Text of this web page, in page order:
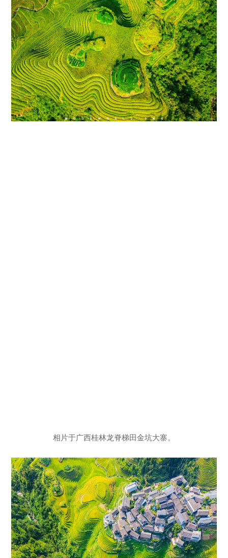
相片于广西桂林龙脊梯田金坑大寨。